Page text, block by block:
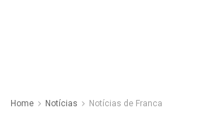
Home Notícias Notícias de Franca